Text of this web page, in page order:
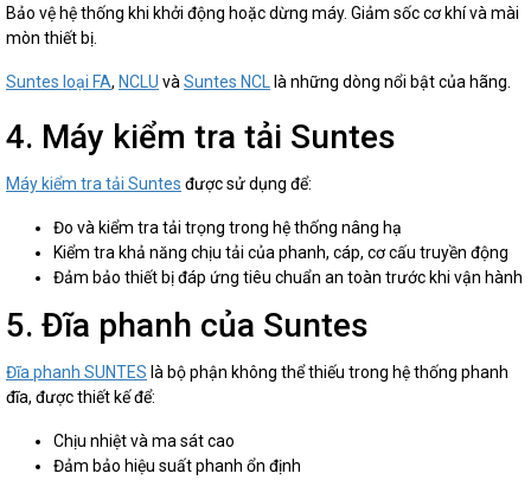
Bảo vệ hệ thống khi khởi động hoặc dừng máy. Giảm sốc cơ khí và mài
mòn thiết bị.
Suntes loại FA, NCLU vàSuntes NCL là những dòng nổi bật của hãng.
4. Máy kiểm tra tải Suntes
Máy kiểm tra tải Suntes được sử dụng để:
Đo và kiểm tra tải trọng trong hệ thống nâng hạ
Kiểm tra khả năng chịu tải của phanh, cáp, cơ cấu truyền động
Đảm bảo thiết bị đáp ứng tiêu chuẩn an toàn trước khi vận hành
5. Đĩa phanh của Suntes
Đĩa phanh SUNTES là bộ phận không thể thiếu trong hệ thống phanh
đĩa, được thiết kế để:
Chịu nhiệt và ma sát cao
Đảm bảo hiệu suất phanh ổn định